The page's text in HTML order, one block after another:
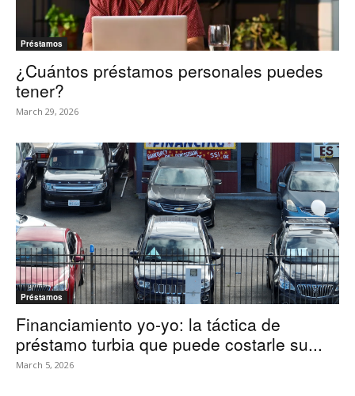
Préstamos
¿Cuántos préstamos personales puedes
tener?
March 29, 2026
Préstamos
Financiamiento yo-yo: la táctica de
préstamo turbia que puede costarle su...
March 5, 2026